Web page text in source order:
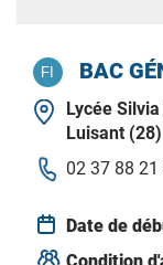
BAC
Lycée
Luisant (28)
02 37 88 21
Date de